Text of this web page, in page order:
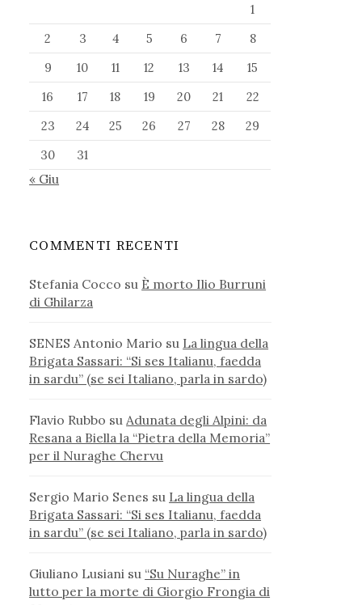
1
2
3 4 5 6 7
8
9
10 11 12 13 14
15
16
17 18 19 20 21
22
23
24 25 26 27 28
29
30
31
« Giu
COMMENTI RECENTI
Stefania Cocco su È morto Ilio Burruni
di Ghilarza
SENES Antonio Mario su La lingua della
Brigata Sassari: “Si ses Italianu, faedda
in sardu” (se sei Italiano, parla in sardo)
Flavio Rubbo su Adunata degli Alpini: da
Resana a Biella la “Pietra della Memoria”
per il Nuraghe Chervu
Sergio Mario Senes su La lingua della
Brigata Sassari: “Si ses Italianu, faedda
in sardu” (se sei Italiano, parla in sardo)
Giuliano Lusiani su “Su Nuraghe” in
lutto per la morte di Giorgio Frongia di